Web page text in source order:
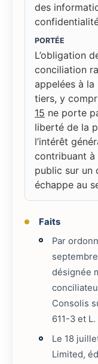
des
PORTÉE
L’obligation
conciliation
appelées à la
tiers, y
15 ne porte
liberté de la
l’intérêt
contribuant à
public sur un
échappe au
Faits
Par
désignée
Consolis
611-3 et
Le 18
Limited,